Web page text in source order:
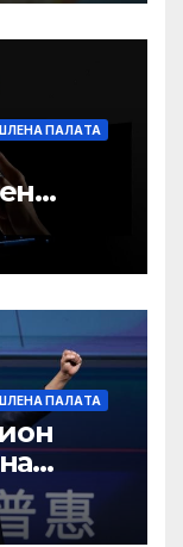
ПАЛAТА
ПАЛAТА